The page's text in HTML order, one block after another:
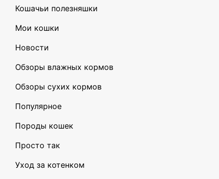
Кошачьи полезняшки
Мои кошки
Новости
Обзоры влажных кормов
Обзоры сухих кормов
Популярное
Породы кошек
Просто так
Уход за котенком